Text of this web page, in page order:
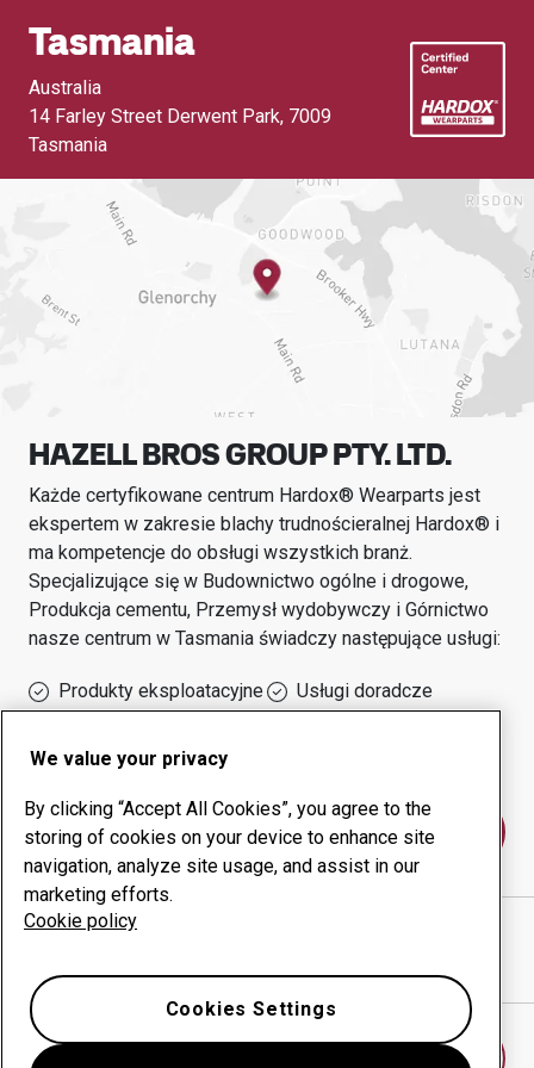
Tasmania
Australia
14 Farley Street Derwent Park, 7009
Tasmania
HAZELL BROS GROUP PTY. LTD.
Każde certyfikowane centrum Hardox® Wearparts jest
ekspertem w zakresie blachy trudnościeralnej Hardox® i
ma kompetencje do obsługi wszystkich branż.
Specjalizujące się w Budownictwo ogólne i drogowe,
Produkcja cementu, Przemysł wydobywczy i Górnictwo
nasze centrum w Tasmania świadczy następujące usługi:
Produkty eksploatacyjne
Usługi doradcze
sprawności urządzeń
Skontaktuj się z nami
HAZELL BROS GROUP PTY. LTD.
We value your privacy
By clicking “Accept All Cookies”, you agree to the
storing of cookies on your device to enhance site
navigation, analyze site usage, and assist in our
marketing efforts.
Cookie policy
Cookies Settings